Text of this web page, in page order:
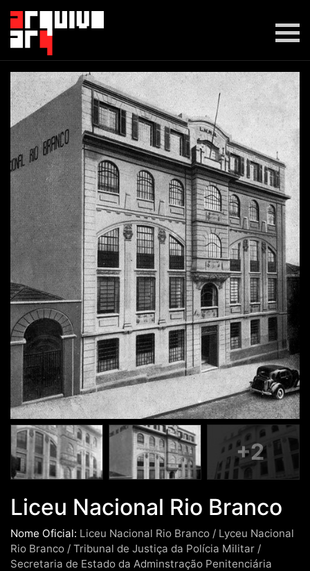
+2
Liceu Nacional Rio Branco
Nome Oficial: Liceu Nacional Rio Branco / Lyceu Nacional
Rio Branco / Tribunal de Justiça da Polícia Militar /
Secretaria de Estado da Adminstração Penitenciária